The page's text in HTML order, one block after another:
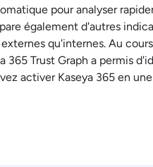
pour analyser
également d'autres
qu'internes. Au
365 Trust Graph a permis
activer Kaseya 365 en